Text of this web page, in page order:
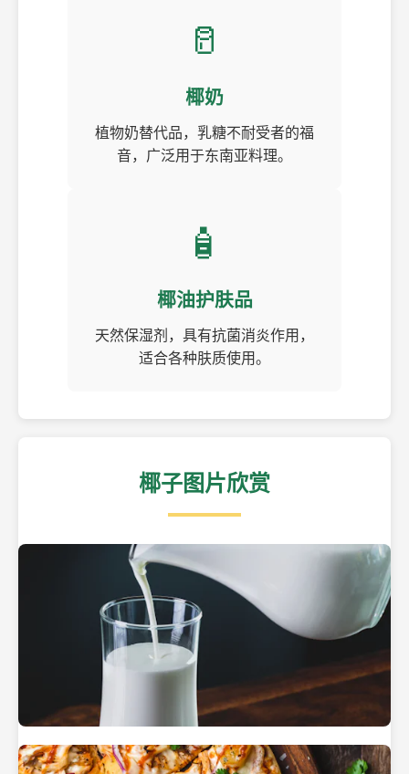
🥛
椰奶
植物奶替代品，乳糖不耐受者的福
音，广泛用于东南亚料理。
🧴
椰油护肤品
天然保湿剂，具有抗菌消炎作用，
适合各种肤质使用。
椰子图片欣赏
热带海滩上的椰子树